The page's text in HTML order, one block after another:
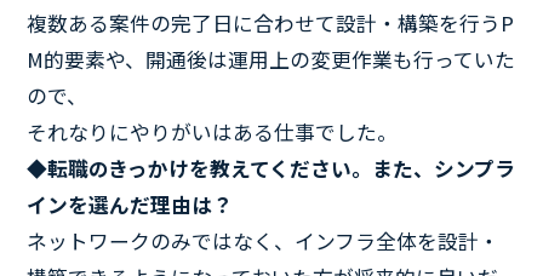
複数ある案件の完了日に合わせて設計・構築を行うP
M的要素や、開通後は運用上の変更作業も行っていた
ので、
それなりにやりがいはある仕事でした。
◆転職のきっかけを教えてください。また、シンプラ
インを選んだ理由は？
ネットワークのみではなく、インフラ全体を設計・